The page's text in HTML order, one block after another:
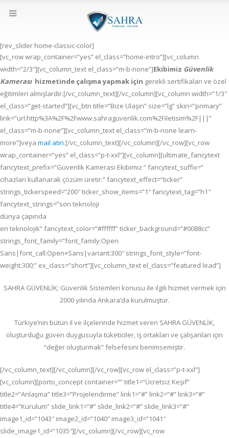
[rev_slider home-classic-color]
[vc_row wrap_container=”yes” el_class=”home-intro”][vc_column
width=”2/3″][vc_column_text el_class=”m-b-none”]Ekibimiz Güvenlik
Kamerasıhizmetinde çalışma yapmak için gerekli sertifikaları ve özel
eğitimleri almışlardır.[/vc_column_text][/vc_column][vc_column width=”1/3″
el_class=”get-started”][vc_btn title=”Bize Ulaşın” size=”lg” skin=”primary”
link=”url:http%3A%2F%2Fwww.sahraguvenlik.com%2Filetisim%2F|||”
el_class=”m-b-none”][vc_column_text el_class=”m-b-none learn-
more”]veya mail atın.[/vc_column_text][/vc_column][/vc_row][vc_row
wrap_container=”yes” el_class=”p-t-xxl”][vc_column][ultimate_fancytext
fancytext_prefix=”Güvenlik Kamerası Ekibimiz ” fancytext_suffix=”
cihazları kullanarak çözüm üretir.” fancytext_effect=”ticker”
strings_tickerspeed=”200″ ticker_show_items=”1″ fancytext_tag=”h1″
fancytext_strings=”son teknoloji
dünya çapında
en teknolojik” fancytext_color=”#ffffff” ticker_background=”#0088cc”
strings_font_family=”font_family:Open
Sans|font_call:Open+Sans|variant:300″ strings_font_style=”font-
weight:300;” ex_class=”short”][vc_column_text el_class=”featured lead”]
SAHRA GÜVENLİK; Güvenlik Sistemleri konusu ile ilgili hizmet vermek için
2000 yılında Ankara’da kurulmuştur.
Türkiye’nin bütün il ve ilçelerinde hizmet veren SAHRA GÜVENLİK,
oluşturduğu güven duygusuyla tüketiciler, iş ortakları ve çalışanları için
“değer oluşturmak” felsefesini benimsemiştir.
[/vc_column_text][/vc_column][/vc_row][vc_row el_class=”p-t-xxl”]
[vc_column][porto_concept container=”” title1=”Ücretsiz Keşif”
title2=”Anlaşma” title3=”Projelendirme” link1=”#” link2=”#” link3=”#”
title4=”Kurulum” slide_link1=”#” slide_link2=”#” slide_link3=”#”
image1_id=”1043″ image2_id=”1040″ image3_id=”1041″
slide_image1_id=”1035″][/vc_column][/vc_row][vc_row